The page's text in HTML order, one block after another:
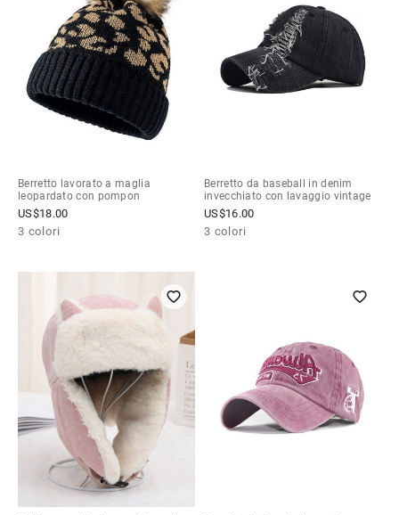
Berretto lavorato a maglia
leopardato con pompon
US$18.00
3 colori
Berretto da baseball in denim
invecchiato con lavaggio vintage
US$16.00
3 colori